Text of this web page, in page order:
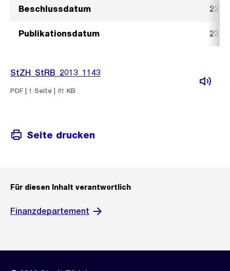
Beschlussdatum 23.
Publikationsdatum 23.
StZH_StRB_2013_1143
PDF | 1 Seite | 81 KB
Seite drucken
Für diesen Inhalt verantwortlich
Finanzdepartement